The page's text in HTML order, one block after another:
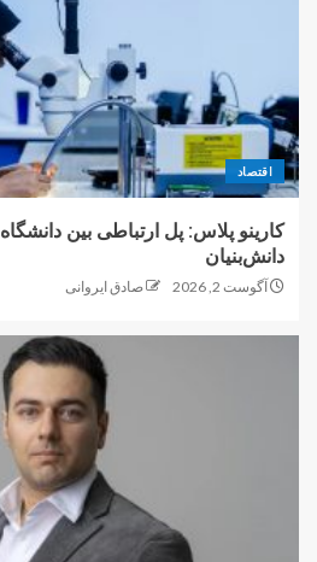
اقتصاد
کارینو پلاس: پل ارتباطی بین
دانش‌بنیان
آگوست 2, 2026 صادق ایروانی